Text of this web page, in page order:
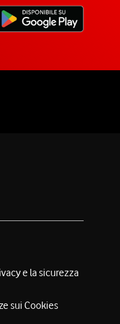
e la sicurezza
sui Cookies